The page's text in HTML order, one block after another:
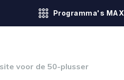
Programma's MAX
voor de 50-plusser